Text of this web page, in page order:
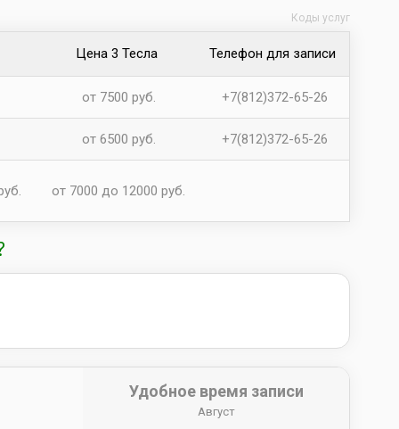
Цена 3 Тесла Телефон для записи
от 7500 руб. +7(812)372-65-26
от 6500 руб. +7(812)372-65-26
от 7000 до 12000 руб.
Коды услуг
Удобное время записи
Август